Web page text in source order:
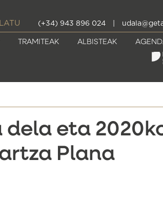
(+34) 943 896 024
TRAMITEAK ALBISTEAK
dela eta
Plana